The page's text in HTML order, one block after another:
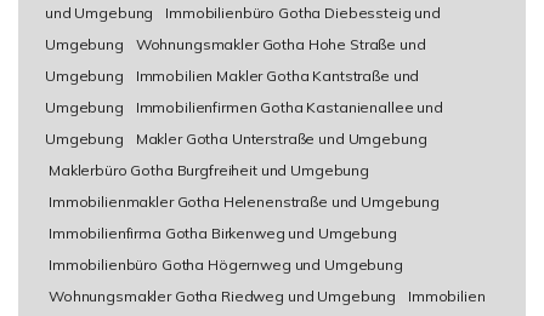
und Umgebung
Immobilienbüro Gotha Diebessteig und
Umgebung
Wohnungsmakler Gotha Hohe Straße und
Umgebung
Immobilien Makler Gotha Kantstraße und
Umgebung
Immobilienfirmen Gotha Kastanienallee und
Umgebung
Makler Gotha Unterstraße und Umgebung
Maklerbüro Gotha Burgfreiheit und Umgebung
Immobilienmakler Gotha Helenenstraße und Umgebung
Immobilienfirma Gotha Birkenweg und Umgebung
Immobilienbüro Gotha Högernweg und Umgebung
Wohnungsmakler Gotha Riedweg und Umgebung
Immobilien